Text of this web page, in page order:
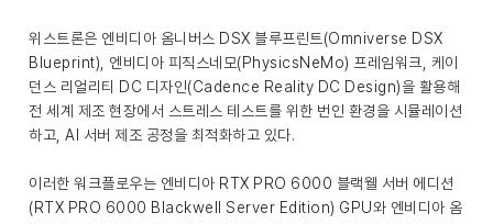
위스트론은 엔비디아 옴니버스 DSX 블루프린트(Omniverse DSX
Blueprint), 엔비디아 피직스네모(PhysicsNeMo) 프레임워크, 케이
던스 리얼리티 DC 디자인(Cadence Reality DC Design)을 활용해
전 세계 제조 현장에서 스트레스 테스트를 위한 번인 환경을 시뮬레이션
하고, AI 서버 제조 공정을 최적화하고 있다.
이러한 워크플로우는 엔비디아 RTX PRO 6000 블랙웰 서버 에디션
(RTX PRO 6000 Blackwell Server Edition) GPU와 엔비디아 옴